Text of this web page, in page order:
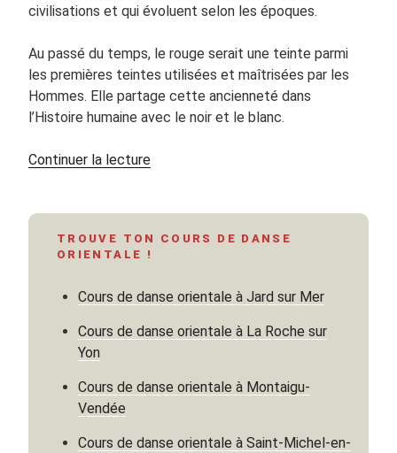
civilisations et qui évoluent selon les époques.
Au passé du temps, le rouge serait une teinte parmi
les premières teintes utilisées et maîtrisées par les
Hommes. Elle partage cette ancienneté dans
l’Histoire humaine avec le noir et le blanc.
Continuer la lecturede
le
TROUVE TON COURS DE DANSE
ORIENTALE !
Cours de danse orientale à Jard sur Mer
Cours de danse orientale à La Roche sur
Yon
Cours de danse orientale à Montaigu-
Vendée
Cours de danse orientale à Saint-Michel-en-